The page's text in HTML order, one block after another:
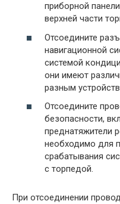
приборной
верхней части
Отсоедините
навигационной
системой
они имеют
разным
Отсоедините
безопасности,
преднатяжители
необходимо для
срабатывания
с торпедой.
При отсоединении